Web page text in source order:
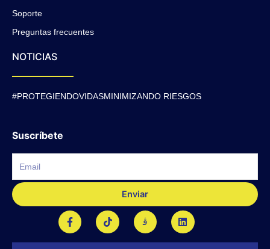
Soporte
Preguntas frecuentes
NOTICIAS
#PROTEGIENDOVIDASMINIMIZANDO RIESGOS
Suscríbete
Enviar
F
a
c
e
T
i
k
t
J
k
i
-
L
i
n
k